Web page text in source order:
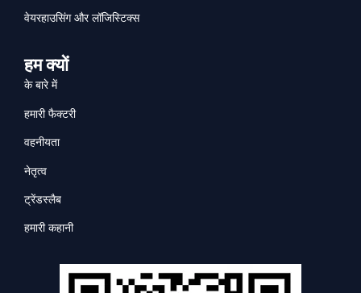
वेयरहाउसिंग और लॉजिस्टिक्स
हम क्यों
के बारे में
हमारी फैक्टरी
वहनीयता
नेतृत्व
ट्रेंडस्लैब
हमारी कहानी